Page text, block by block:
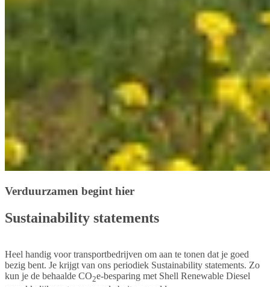
Verduurzamen begint hier
Sustainability statements
Heel handig voor transportbedrijven om aan te tonen dat je goed
bezig bent. Je krijgt van ons periodiek Sustainability statements. Zo
kun je de behaalde CO2e-besparing met Shell Renewable Diesel